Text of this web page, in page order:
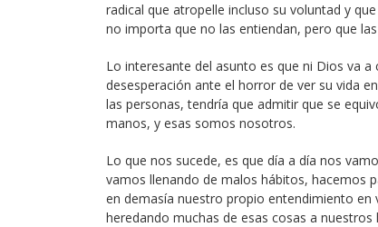
radical que atropelle incluso su voluntad y
no importa que no las entiendan, pero que
Lo interesante del asunto es que ni Dios va
desesperación ante el horror de ver su vida
las personas, tendría que admitir que se
manos, y esas somos nosotros.
Lo que nos sucede, es que día a día nos
vamos llenando de malos hábitos, hacemos
en demasía nuestro propio entendimiento
heredando muchas de esas cosas a